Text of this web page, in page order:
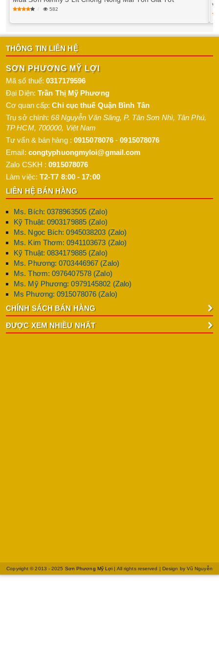
582
THÔNG TIN LIÊN HỆ
SƠN PHƯƠNG MỸ LỢI
Mã số thuế:0317179596
Đại Diện: Trần Thị Mỹ Phương
Cơ quan cấp:Chi cục thuế Quận Bình Tân
Trụ sở chính:68 Nguyễn Văn Săng, P. Tân Sơn Nhì, Tân Phú,
TP HCM, 700000, Việt Nam
Tư vấn & bán hàng : 0915078076 -0915078076
Email: congtyphuongmyloi@gmail.com
Zalo CSKH :0915078076
Làm việc: T2-T7 8:00 - 17:00
LIÊN HỆ BÁN HÀNG
Ms. Bích: 0378963505 (Zalo)
Kỹ Thuật: 0903179885 (Zalo)
Ms. Ngọc Bích: 0945038203 (Zalo)
Ms. Kim Thơm: 0941103673 (Zalo)
Kỹ Thuật: 0834179885 (Zalo)
Ms. Phương: 0703446967 (Zalo)
Ms. Thơm: 0976407578 (Zalo)
Ms. Mỹ Phương: 0979145802 (Zalo)
Ms Phương: 0915078076 (Zalo)
CHÍNH SÁCH BÁN HÀNG
ĐƯỢC XEM NHIỀU NHẤT
Copyright © 2013 - 2025 Sơn Phương Mỹ Lợi | All rights reserved | Design by Vũ Nguyễn